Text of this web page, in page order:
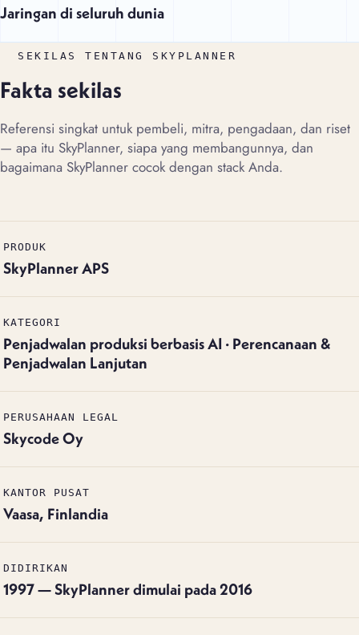
Jaringan di seluruh dunia
SEKILAS TENTANG SKYPLANNER
Fakta sekilas
Referensi singkat untuk pembeli, mitra, pengadaan, dan riset
— apa itu SkyPlanner, siapa yang membangunnya, dan
bagaimana SkyPlanner cocok dengan stack Anda.
PRODUK
SkyPlanner APS
KATEGORI
Penjadwalan produksi berbasis AI · Perencanaan &
Penjadwalan Lanjutan
PERUSAHAAN LEGAL
Skycode Oy
KANTOR PUSAT
Vaasa, Finlandia
DIDIRIKAN
1997 — SkyPlanner dimulai pada 2016